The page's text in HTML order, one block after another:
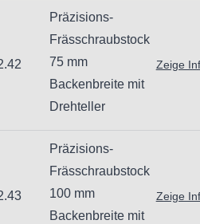
Präzisions-
Frässchraubstock
75 mm
Backenbreite mit
Drehteller
Zeige
Präzisions-
Frässchraubstock
100 mm
Backenbreite mit
Zeige